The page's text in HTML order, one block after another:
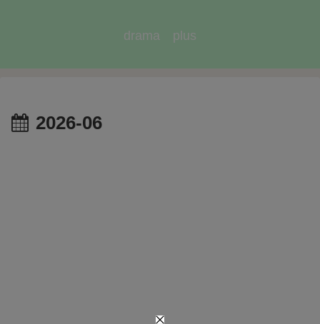
drama plus
2026-06